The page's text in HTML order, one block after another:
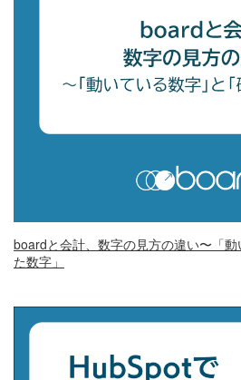
boardと会計、数字の見方の違い〜「
た数字」